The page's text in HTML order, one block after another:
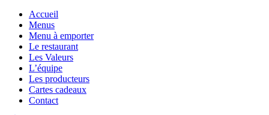
Accueil
Menus
Menu à emporter
Le restaurant
Les Valeurs
L’équipe
Les producteurs
Cartes cadeaux
Contact